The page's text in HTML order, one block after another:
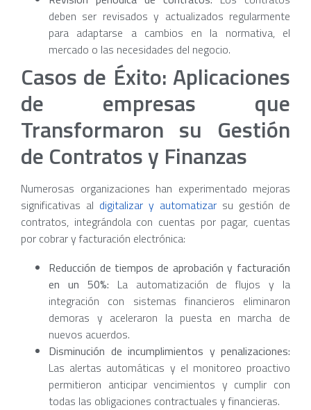
deben ser revisados y actualizados regularmente
para adaptarse a cambios en la normativa, el
mercado o las necesidades del negocio.
Casos de Éxito: Aplicaciones
de empresas que
Transformaron su Gestión
de Contratos y Finanzas
Numerosas organizaciones han experimentado mejoras
significativas al digitalizar y automatizar su gestión de
contratos, integrándola con cuentas por pagar, cuentas
por cobrar y facturación electrónica:
Reducción de tiempos de aprobación y facturación
en un 50%: La automatización de flujos y la
integración con sistemas financieros eliminaron
demoras y aceleraron la puesta en marcha de
nuevos acuerdos.
Disminución de incumplimientos y penalizaciones:
Las alertas automáticas y el monitoreo proactivo
permitieron anticipar vencimientos y cumplir con
todas las obligaciones contractuales y financieras.